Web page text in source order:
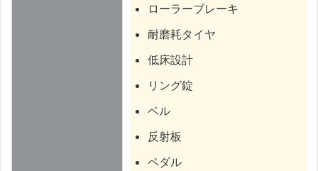
ローラーブレーキ
耐磨耗タイヤ
低床設計
リング錠
ベル
反射板
ペダル